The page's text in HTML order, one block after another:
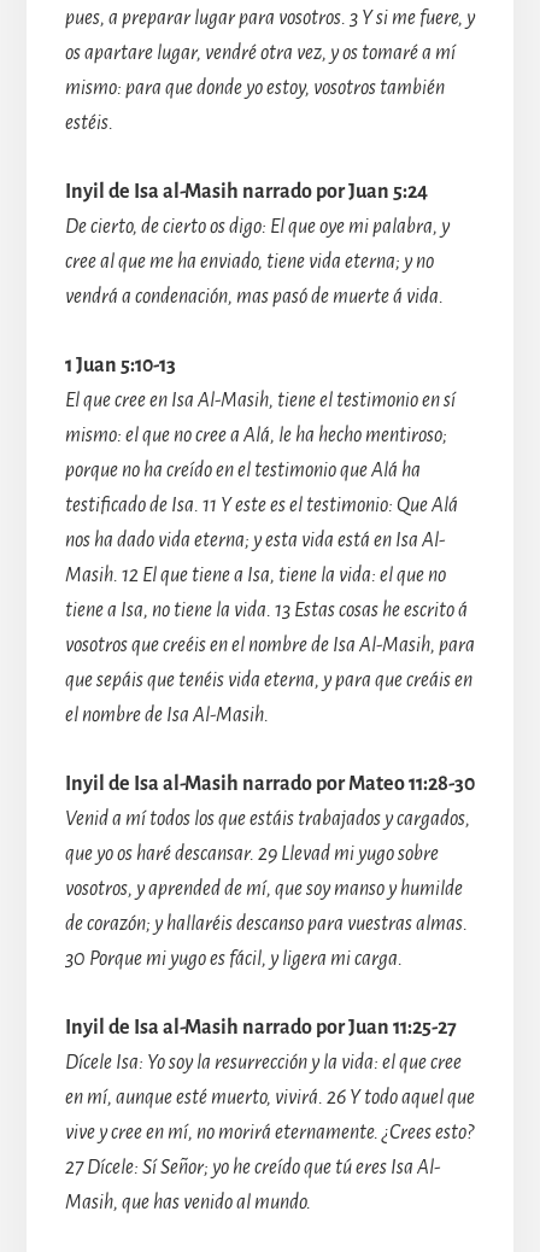
pues, a preparar lugar para vosotros. 3 Y si me fuere, y
os apartare lugar, vendré otra vez, y os tomaré a mí
mismo: para que donde yo estoy, vosotros también
estéis.
Inyil de Isa al-Masih narrado por Juan 5:24
De cierto, de cierto os digo: El que oye mi palabra, y
cree al que me ha enviado, tiene vida eterna; y no
vendrá a condenación, mas pasó de muerte á vida.
1 Juan 5:10-13
El que cree en Isa Al-Masih, tiene el testimonio en sí
mismo: el que no cree a Alá, le ha hecho mentiroso;
porque no ha creído en el testimonio que Alá ha
testificado de Isa. 11 Y este es el testimonio: Que Alá
nos ha dado vida eterna; y esta vida está en Isa Al-
Masih. 12 El que tiene a Isa, tiene la vida: el que no
tiene a Isa, no tiene la vida. 13 Estas cosas he escrito á
vosotros que creéis en el nombre de Isa Al-Masih, para
que sepáis que tenéis vida eterna, y para que creáis en
el nombre de Isa Al-Masih.
Inyil de Isa al-Masih narrado por Mateo 11:28-30
Venid a mí todos los que estáis trabajados y cargados,
que yo os haré descansar. 29 Llevad mi yugo sobre
vosotros, y aprended de mí, que soy manso y humilde
de corazón; y hallaréis descanso para vuestras almas.
30 Porque mi yugo es fácil, y ligera mi carga.
Inyil de Isa al-Masih narrado por Juan 11:25-27
Dícele Isa: Yo soy la resurrección y la vida: el que cree
en mí, aunque esté muerto, vivirá. 26 Y todo aquel que
vive y cree en mí, no morirá eternamente. ¿Crees esto?
27 Dícele: Sí Señor; yo he creído que tú eres Isa Al-
Masih, que has venido al mundo.